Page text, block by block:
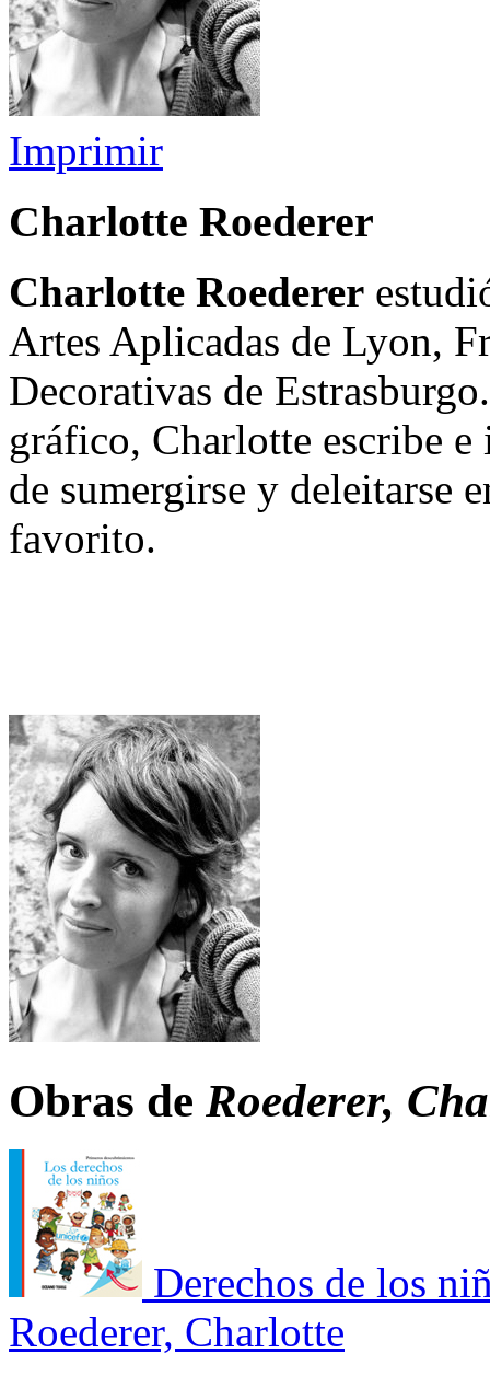
Imprimir
Charlotte Roederer
Charlotte Roederer
Artes Aplicadas de Lyon,
Decorativas de
gráfico, Charlotte escribe
de sumergirse y deleitarse
favorito.
Obras de Roederer,
Derechos de los
Roederer, Charlotte